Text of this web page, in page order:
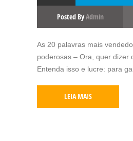
Posted ByAdmin
As 20 palavras mais
poderosas – Ora, quer dizer
Entenda isso e lucre: para
LEIA MAIS